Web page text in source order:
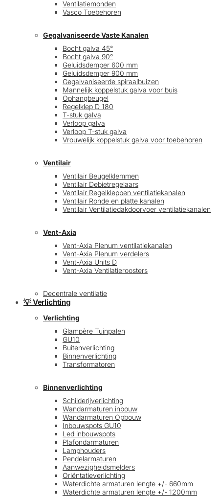
Ventilatiemonden
Vasco Toebehoren
Gegalvaniseerde Vaste Kanalen
Bocht galva 45°
Bocht galva 90°
Geluidsdemper 600 mm
Geluidsdemper 900 mm
Gegalvaniseerde spiraalbuizen
Mannelijk koppelstuk galva voor buis
Ophangbeugel
Regelklep D 180
T-stuk galva
Verloop galva
Verloop T-stuk galva
Vrouwelijk koppelstuk galva voor toebehoren
Ventilair
Ventilair Beugelklemmen
Ventilair Debietregelaars
Ventilair Regelkleppen ventilatiekanalen
Ventilair Ronde en platte kanalen
Ventilair Ventilatiedakdoorvoer ventilatiekanalen
Vent-Axia
Vent-Axia Plenum ventilatiekanalen
Vent-Axia Plenum verdelers
Vent-Axia Units D
Vent-Axia Ventilatieroosters
Decentrale ventilatie
💡 Verlichting
Verlichting
Glampère Tuinpalen
GU10
Buitenverlichting
Binnenverlichting
Transformatoren
Binnenverlichting
Schilderijverlichting
Wandarmaturen inbouw
Wandarmaturen Opbouw
Inbouwspots GU10
Led inbouwspots
Plafondarmaturen
Lamphouders
Pendelarmaturen
Aanwezigheidsmelders
Oriëntatieverlichting
Waterdichte armaturen lengte +/- 660mm
Waterdichte armaturen lengte +/- 1200mm